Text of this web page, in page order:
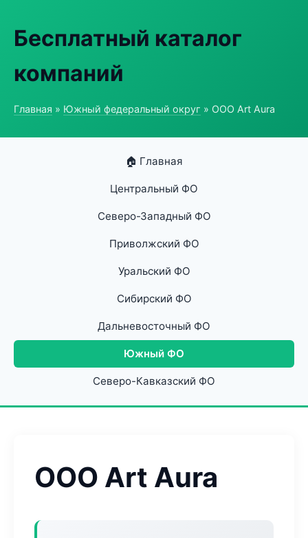
Бесплатный каталог
компаний
Главная » Южный федеральный округ » ООО Art Aura
🏠 Главная
Центральный ФО
Северо-Западный ФО
Приволжский ФО
Уральский ФО
Сибирский ФО
Дальневосточный ФО
Южный ФО
Северо-Кавказский ФО
ООО Art Aura